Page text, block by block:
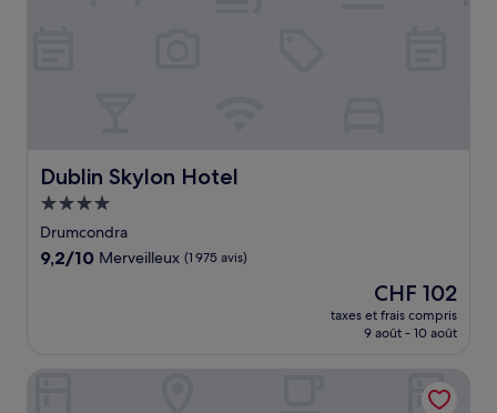
Dublin Skylon Hotel
Dublin Skylon Hotel
Hébergement
4.0 étoiles
Drumcondra
9.2
9,2/10 Merveilleux (1 975 avis)
Le
nouveau
prix
CHF 102
CHF 102
taxes et frais compris
9 août - 10 août